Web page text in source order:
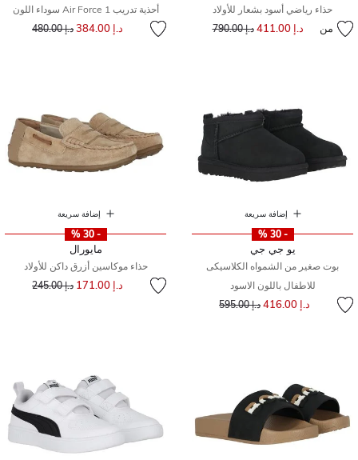
حذاء رياضي أسود بشعار للأولاد
من د.إ 411.00 سعر مخفض مند.إ 790.00
أحذية تدريب Air Force 1 سوداء اللون
د.إ 384.00 سعر مخفض من
د.إ 480.00 إلى
إضافة سريعة
- 30 %
يو جي جي
بوت صغير من الشمواه الكلاسيكى
للاطفال باللون الاسود
د.إ 416.00 سعر مخفض مند.إ 595.00
إضافة سريعة
- 30 %
مايورال
حذاء موكاسين أزرق داكن للأولاد
د.إ 171.00 سعر مخفض من
د.إ 245.00 إلى